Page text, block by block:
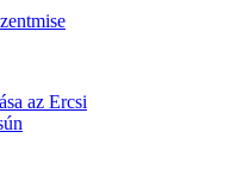
az Ercsi